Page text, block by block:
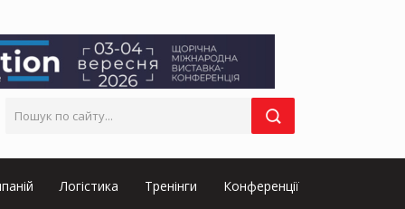
Логістика Тренінги Конференції